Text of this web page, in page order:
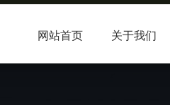
网站首页 关于我们